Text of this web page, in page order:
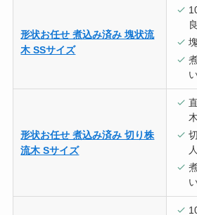
形状お任せ 煮込み済み 塊状流
木 SSサイズ
形状お任せ 煮込み済み 切り株
流木 Sサイズ
人